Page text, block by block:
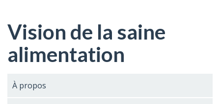
de
la
santé
Vision de la saine
alimentation
À propos